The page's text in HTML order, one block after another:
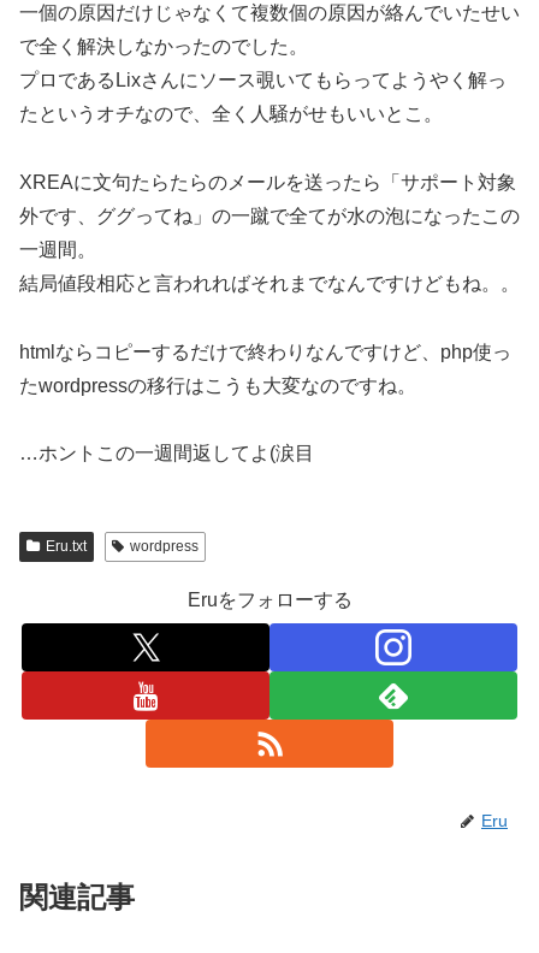
一個の原因だけじゃなくて複数個の原因が絡んでいたせい
で全く解決しなかったのでした。
プロであるLixさんにソース覗いてもらってようやく解っ
たというオチなので、全く人騒がせもいいとこ。
XREAに文句たらたらのメールを送ったら「サポート対象
外です、ググってね」の一蹴で全てが水の泡になったこの
一週間。
結局値段相応と言われればそれまでなんですけどもね。。
htmlならコピーするだけで終わりなんですけど、php使っ
たwordpressの移行はこうも大変なのですね。
…ホントこの一週間返してよ(涙目
Eru.txt wordpress
Eruをフォローする
Eru
関連記事